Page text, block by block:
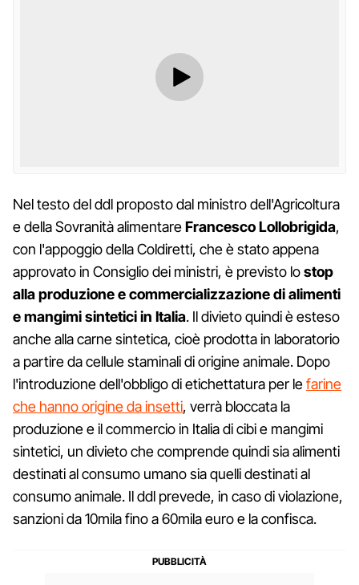
Nel testo del ddl proposto dal ministro dell'Agricoltura
e della Sovranità alimentareFrancesco Lollobrigida,
con l'appoggio della Coldiretti, che è stato appena
approvato in Consiglio dei ministri, è previsto lostop
alla produzione e commercializzazione di alimenti
e mangimi sintetici in Italia. Il divieto quindi è esteso
anche alla carne sintetica, cioè prodotta in laboratorio
a partire da cellule staminali di origine animale. Dopo
l'introduzione dell'obbligo di etichettatura per lefarine
che hanno origine da insetti, verrà bloccata la
produzione e il commercio in Italia di cibi e mangimi
sintetici, un divieto che comprende quindi sia alimenti
destinati al consumo umano sia quelli destinati al
consumo animale. Il ddl prevede, in caso di violazione,
sanzioni da 10mila fino a 60mila euro e la confisca.